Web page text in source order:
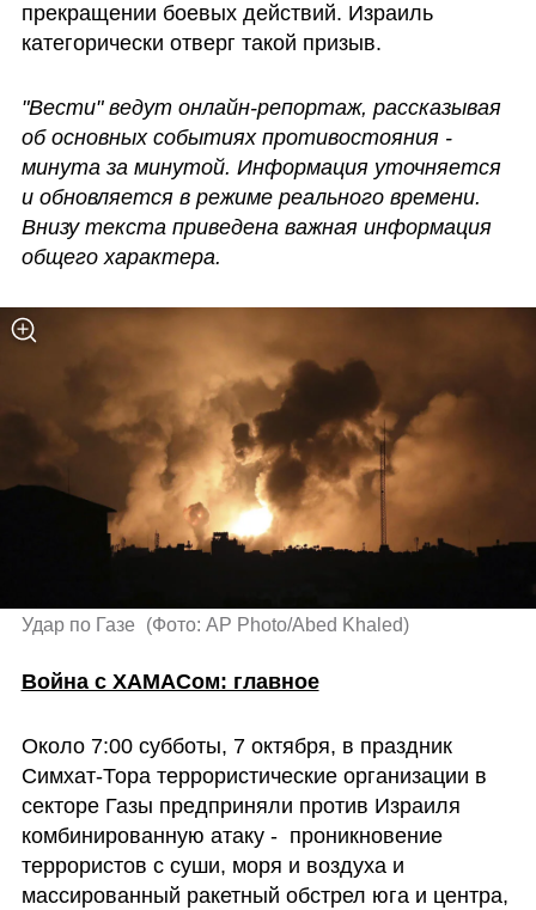
прекращении боевых действий. Израиль
категорически отверг такой призыв.
"Вести" ведут онлайн-репортаж, рассказывая
об основных событиях противостояния -
минута за минутой. Информация уточняется
и обновляется в режиме реального времени.
Внизу текста приведена важная информация
общего характера.
Удар по Газе (Фото: AP Photo/Abed Khaled)
Война с ХАМАСом: главное
Около 7:00 субботы, 7 октября, в праздник
Симхат-Тора террористические организации в
секторе Газы предприняли против Израиля
комбинированную атаку -  проникновение
террористов с суши, моря и воздуха и
массированный ракетный обстрел юга и центра,